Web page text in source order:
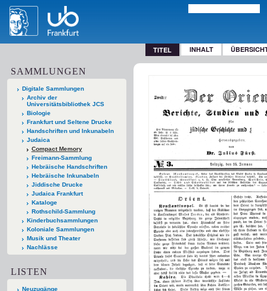
TITEL INHALT
SAMMLUNGEN
Digitale Sammlungen
Archiv der
Universitätsbibliothek JCS
Biologie
Frankfurt und Seltene Drucke
Handschriften und Inkunabeln
Judaica
Compact Memory
Freimann-Sammlung
Hebräische Handschriften
Hebräische Inkunabeln
Jiddische Drucke
Judaica Frankfurt
Kataloge
Rothschild-Sammlung
Kinderbuchsammlungen
Koloniale Sammlungen
Musik und Theater
Nachlässe
LISTEN
Neuzugänge